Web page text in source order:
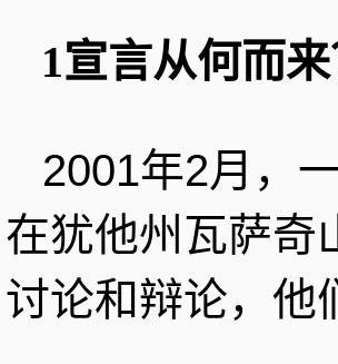
1宣言从何而来
2001年2月，
在犹他州瓦萨奇
讨论和辩论，他